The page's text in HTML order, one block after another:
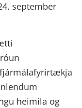
september
heimila og